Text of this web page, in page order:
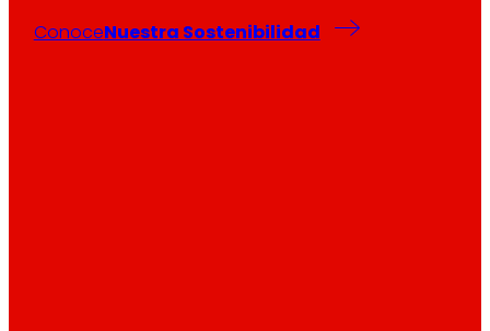
ConoceNuestra Sostenibilidad